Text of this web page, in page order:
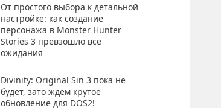
От простого выбора к детальной
настройке: как создание
персонажа в Monster Hunter
Stories 3 превзошло все
ожидания
Divinity: Original Sin 3 пока не
будет, зато ждем крутое
обновление для DOS2!